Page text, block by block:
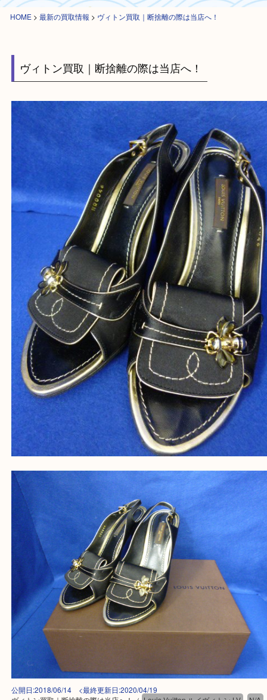
HOME
ヴィトン買取｜断捨離の際は当店へ！